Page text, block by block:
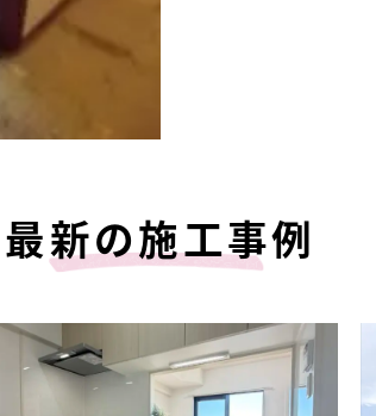
最新の施工事例